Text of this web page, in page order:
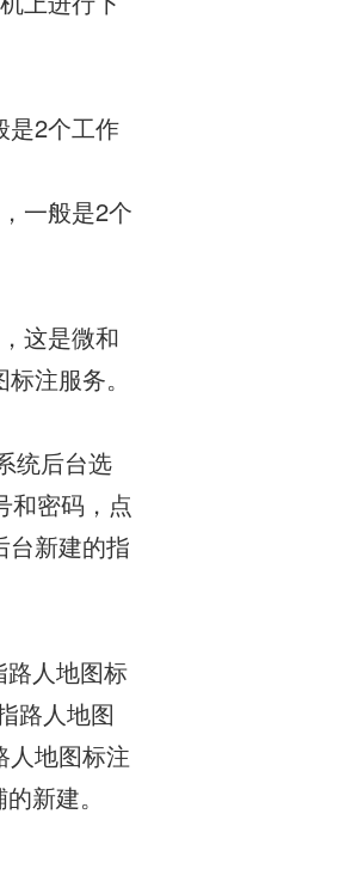
是2个工作
一般是2个
这是微和
注服务。
统后台选
和密码，点
台新建的指
路人地图标
路人地图
人地图标注
新建。